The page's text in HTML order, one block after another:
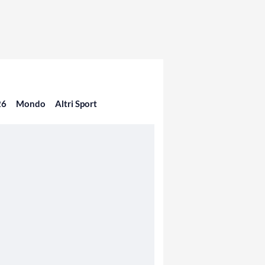
Mondo Altri Sport